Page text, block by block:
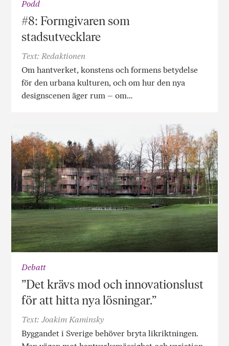
Podd
#8: Formgivaren som
stadsutvecklare
Text: Redaktionen
Om hantverket, konstens och formens betydelse
för den urbana kulturen, och om hur den nya
designscenen äger rum – om…
Debatt
”Det krävs mod och innovationslust
för att hitta nya lösningar.”
Text: Joakim Kaminsky
Byggandet i Sverige behöver bryta likriktningen.